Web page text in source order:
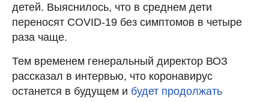
детей. Выяснилось, что в среднем дети
переносят COVID-19 без симптомов в четыре
раза чаще.
Тем временем генеральный директор ВОЗ
рассказал в интервью, что коронавирус
останется в будущем и будет продолжать